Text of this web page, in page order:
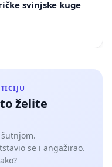
svinjske kuge
želite
se i angažirao.